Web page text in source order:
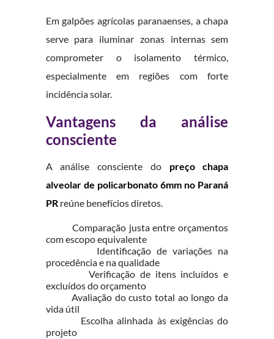
Em galpões agrícolas paranaenses, a chapa
serve para iluminar zonas internas sem
comprometer o isolamento térmico,
especialmente em regiões com forte
incidência solar.
Vantagens da análise
consciente
A análise consciente do preço chapa
alveolar de policarbonato 6mm no Paraná
PRreúne benefícios diretos.
Comparação justa entre orçamentos
com escopo equivalente
Identificação de variações na
procedência e na qualidade
Verificação de itens incluídos e
excluídos do orçamento
Avaliação do custo total ao longo da
vida útil
Escolha alinhada às exigências do
projeto